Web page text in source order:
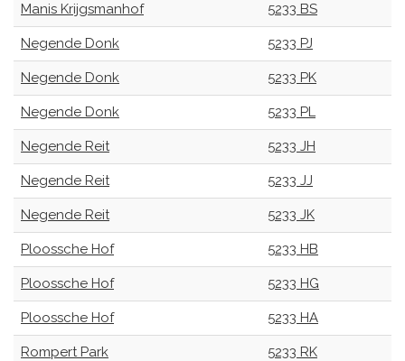
Manis Krijgsmanhof 5233 BS
Negende Donk 5233 PJ
Negende Donk 5233 PK
Negende Donk 5233 PL
Negende Reit 5233 JH
Negende Reit 5233 JJ
Negende Reit 5233 JK
Ploossche Hof 5233 HB
Ploossche Hof 5233 HG
Ploossche Hof 5233 HA
Rompert Park 5233 RK